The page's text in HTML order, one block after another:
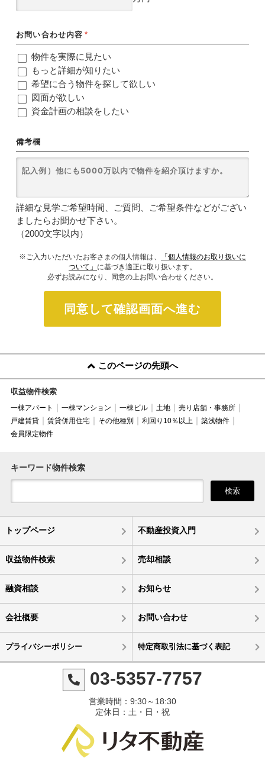
お問い合わせ内容 *
物件を実際に見たい
もっと詳細が知りたい
希望に合う物件を探して欲しい
図面が欲しい
資金計画の相談をしたい
備考欄
詳細な見学ご希望時間、ご質問、ご希望条件などがござい
ましたらお聞かせ下さい。
（2000文字以内）
※ご入力いただいたお客さまの個人情報は、
「個人情報のお取り扱いに
ついて」 に基づき適正に取り扱います。
必ずお読みになり、同意の上お問い合わせください。
同意して確認画面へ進む
このページの先頭へ
収益物件検索
一棟アパート 一棟マンション 一棟ビル 土地
売り店舗・事務所
戸建賃貸
賃貸併用住宅 その他種別 利回り10％以上
築浅物件
会員限定物件
キーワード物件検索
検索
トップページ 不動産投資入門
収益物件検索 売却相談
融資相談 お知らせ
会社概要 お問い合わせ
プライバシーポリシー 特定商取引法に基づく表記
03-5357-7757
営業時間：9:30～18:30
定休日：土・日・祝